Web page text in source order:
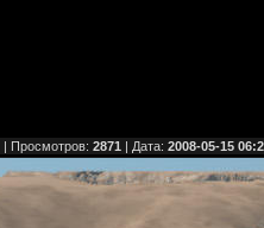
| Просмотров: 2871 | Дата: 2008-05-15